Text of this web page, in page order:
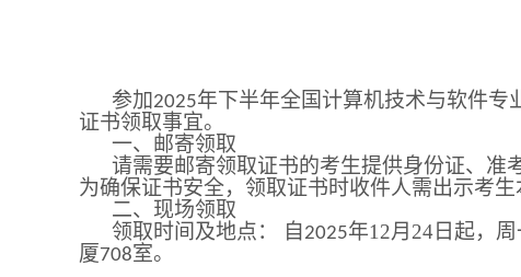
参加 2025年下半年全国计算机技术与软件专
证书领取事宜。
一、邮寄领取
请需要邮寄领取证书的考生提供身份证、准
为确保证书安全，领取证书时收件人需出示考
二、现场领取
领取时间及地点：
自 2025年12月 24日起，
厦708室。